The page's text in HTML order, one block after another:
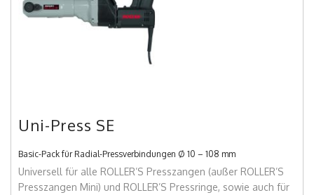
Uni-Press SE
Basic-Pack für Radial-Pressverbindungen Ø 10 – 108 mm
Universell für alle ROLLER’S Presszangen (außer ROLLER’S
Presszangen Mini) und ROLLER’S Pressringe, sowie auch für